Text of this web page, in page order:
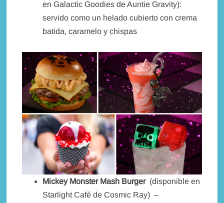
en Galactic Goodies de Auntie Gravity):
servido como un helado cubierto con crema
batida, caramelo y chispas
Mickey Monster Mash Burger (disponible en
Starlight Café de Cosmic Ray) –